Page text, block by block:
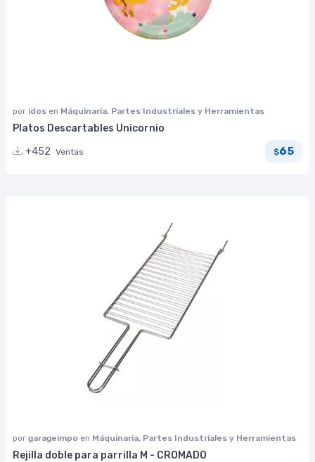
por idos en Máquinaria, Partes Industriales y Herramientas
Platos Descartables Unicornio
+452 Ventas $65
por garageimpo en Máquinaria, Partes Industriales y Herramientas
Rejilla doble para parrilla M - CROMADO